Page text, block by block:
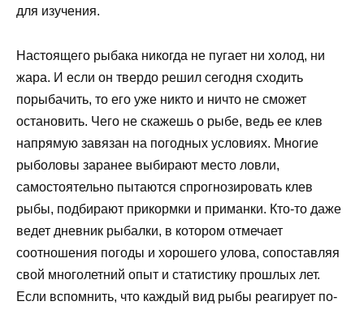
для изучения.
Настоящего рыбака никогда не пугает ни холод, ни
жара. И если он твердо решил сегодня сходить
порыбачить, то его уже никто и ничто не сможет
остановить. Чего не скажешь о рыбе, ведь ее клев
напрямую завязан на погодных условиях. Многие
рыболовы заранее выбирают место ловли,
самостоятельно пытаются спрогнозировать клев
рыбы, подбирают прикормки и приманки. Кто-то даже
ведет дневник рыбалки, в котором отмечает
соотношения погоды и хорошего улова, сопоставляя
свой многолетний опыт и статистику прошлых лет.
Если вспомнить, что каждый вид рыбы реагирует по-